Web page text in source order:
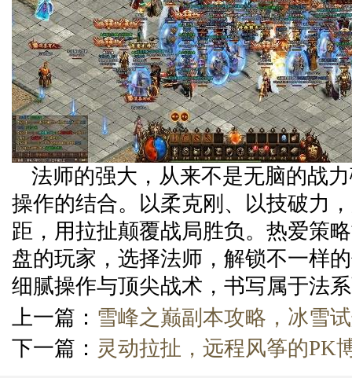
法师的强大，从来不是无脑的战
操作的结合。以柔克刚、以技破力
距，用拉扯颠覆战局胜负。热爱策
盘的玩家，选择法师，解锁不一样
细腻操作与顶尖战术，书写属于法
上一篇： 雪峰之巅副本攻略，冰雪
下一篇： 灵动拉扯，远程风筝的PK